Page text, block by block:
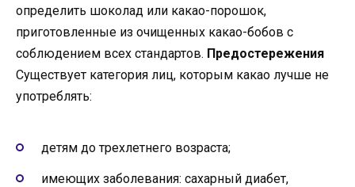
определить шоколад или какао-порошок,
приготовленные из очищенных какао-бобов с
соблюдением всех стандартов. Предостережения
Существует категория лиц, которым какао лучше не
употреблять:
детям до трехлетнего возраста;
имеющих заболевания: сахарный диабет,